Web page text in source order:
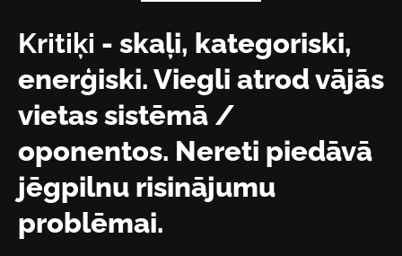
Kritiķi - skaļi, kategoriski,
enerģiski. Viegli atrod vājās
vietas sistēmā /
oponentos. Nereti piedāvā
jēgpilnu risinājumu
problēmai.